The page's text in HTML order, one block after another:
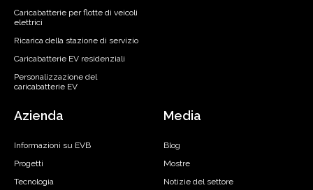
Caricabatterie per flotte di veicoli
elettrici
Ricarica della stazione di servizio
Caricabatterie EV residenziali
Personalizzazione del
caricabatterie EV
Azienda
Informazioni su EVB
Progetti
Tecnologia
Media
Blog
Mostre
Notizie del settore